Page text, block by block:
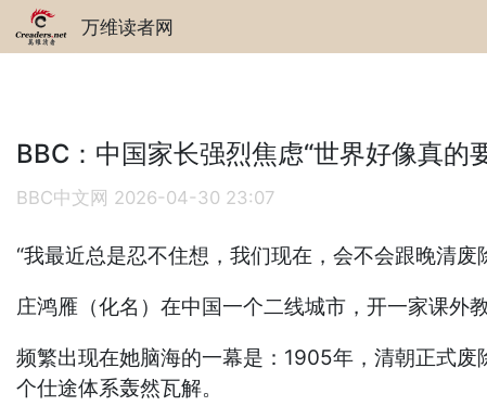
万维读者网
BBC：中国家长强烈焦虑“世界好像真的
BBC中文网 2026-04-30 23:07
“我最近总是忍不住想，我们现在，会不会跟晚清废
庄鸿雁（化名）在中国一个二线城市，开一家课外
频繁出现在她脑海的一幕是：1905年，清朝正式
个仕途体系轰然瓦解。